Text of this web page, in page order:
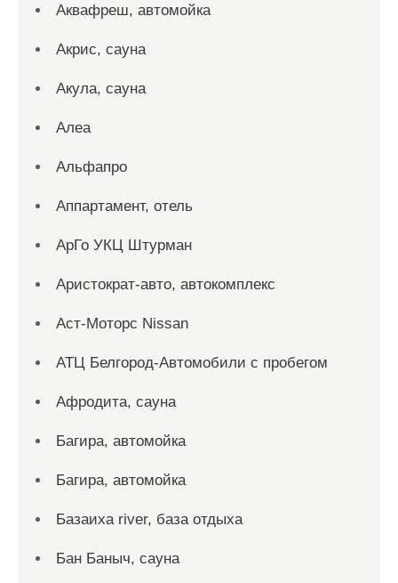
Аквафреш, автомойка
Акрис, сауна
Акула, сауна
Алеа
Альфапро
Аппартамент, отель
АрГо УКЦ Штурман
Аристократ-авто, автокомплекс
Аст-Моторс Nissan
АТЦ Белгород-Автомобили с пробегом
Афродита, сауна
Багира, автомойка
Багира, автомойка
Базаиха river, база отдыха
Бан Баныч, сауна